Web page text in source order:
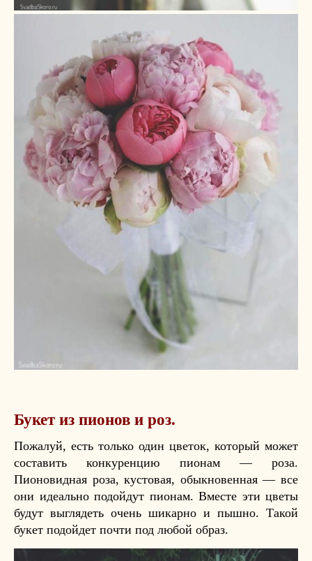
Букет из пионов и роз.
Пожалуй, есть только один цветок, который может
составить конкуренцию пионам — роза.
Пионовидная роза, кустовая, обыкновенная — все
они идеально подойдут пионам. Вместе эти цветы
будут выглядеть очень шикарно и пышно. Такой
букет подойдет почти под любой образ.